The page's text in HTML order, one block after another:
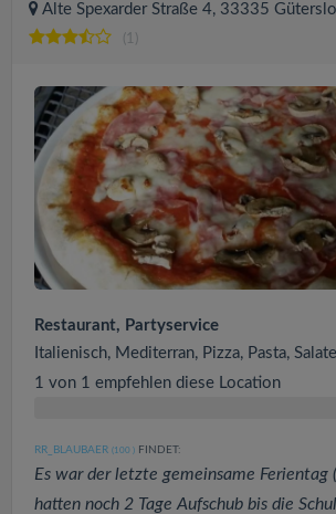
Alte Spexarder Straße 4, 33335
(1)
Restaurant, Partyservice
Italienisch, Mediterran, Pizza, Pasta,
1 von 1 empfehlen diese Location
RR_BLAUBAER (100 ) FINDET:
Es war der letzte gemeinsame Ferientag
hatten noch 2 Tage Aufschub bis die